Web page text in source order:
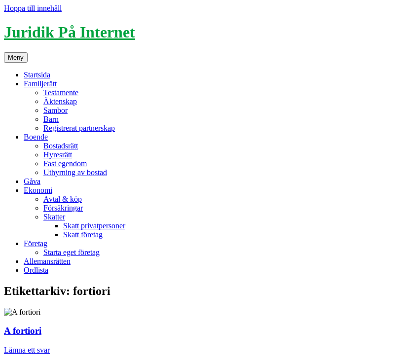
Hoppa till innehåll
Juridik På Internet
Meny
Startsida
Familjerätt
Testamente
Äktenskap
Sambor
Barn
Registrerat partnerskap
Boende
Bostadsrätt
Hyresrätt
Fast egendom
Uthyrning av bostad
Gåva
Ekonomi
Avtal & köp
Försäkringar
Skatter
Skatt privatpersoner
Skatt företag
Företag
Starta eget företag
Allemansrätten
Ordlista
Etikettarkiv: fortiori
A fortiori
Lämna ett svar